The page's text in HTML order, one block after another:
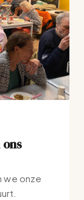
ons
we onze